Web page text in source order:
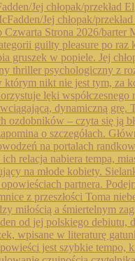
Jej chłopak/przekład El